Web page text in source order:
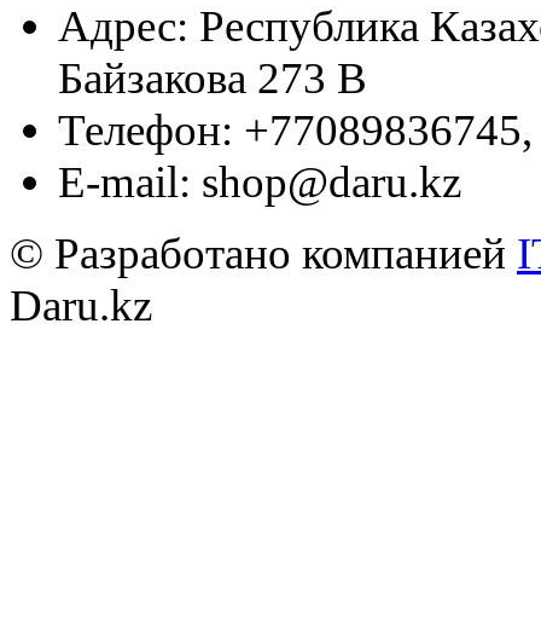
Адрес: Республика
Байзакова 273 B
Телефон:
E-mail: shop@daru.kz
© Разработано компанией
Daru.kz